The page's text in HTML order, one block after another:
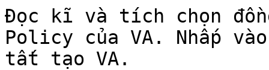
Đọc kĩ và tích chọn
Policy của VA. Nhấp
tất tạo VA.